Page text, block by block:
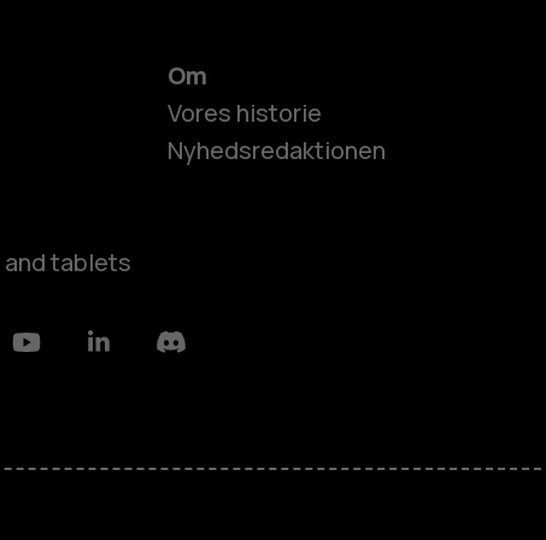
tablets
Om
Vores historie
Nyhedsredaktionen
YoutubeLinkedinDiscord